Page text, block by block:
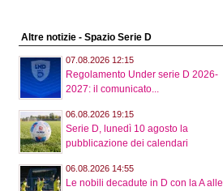
Altre notizie - Spazio Serie D
07.08.2026 12:15
Regolamento Under serie D 2026-
2027: il comunicato...
06.08.2026 19:15
Serie D, lunedì 10 agosto la
pubblicazione dei calendari
06.08.2026 14:55
Le nobili decadute in D con la A alle